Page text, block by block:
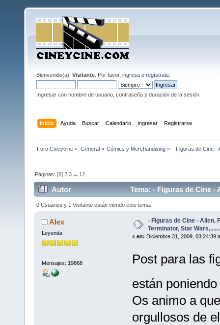
Bienvenido(a), Visitante . Por favor, ingresa o regístrate
Ingresar con nombre de usuario, contraseña y duración de la sesión
Inicio Ayuda Buscar Calendario Ingresar Registrarse
Foro Cineycine » General» Cómics y Merchandising» - Figuras de Cine -
Páginas: [1]2 3 ... 12
Autor
Tema: - Figuras de Cine -
veces)
0 Usuarios y 1 Visitante están viendo este tema.
Alex
Leyenda
Mensajes: 19868
- Figuras de Cine - Alien,
Terminator, Star Wars,.......
« en: Diciembre 31, 2009, 03:24:39
Post para las
están
Os animo a
orgullosos de